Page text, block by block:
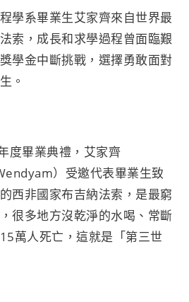
學系畢業生艾家齊來自世界最
索，成長和求學過程曾面臨艱
學金中斷挑戰，選擇勇敢面對
。
度畢業典禮，艾家齊
）受邀代表畢業生致
西非國家布吉納法索，是最窮
很多地方沒乾淨的水喝、常斷
萬人死亡，這就是「第三世